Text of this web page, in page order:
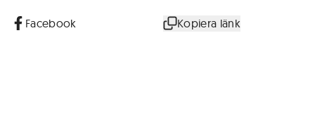
Facebook Kopiera länk